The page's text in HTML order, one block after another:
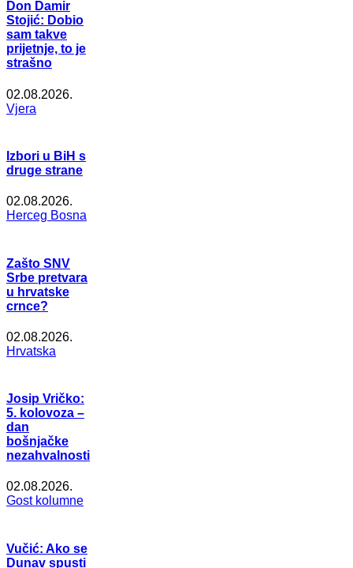
Don Damir
Stojić: Dobio
sam takve
prijetnje, to je
strašno
02.08.2026.
Vjera
Izbori u BiH s
druge strane
02.08.2026.
Herceg Bosna
Zašto SNV
Srbe pretvara
u hrvatske
crnce?
02.08.2026.
Hrvatska
Josip Vričko:
5. kolovoza –
dan
bošnjačke
nezahvalnosti
02.08.2026.
Gost kolumne
Vučić: Ako se
Dunav spusti